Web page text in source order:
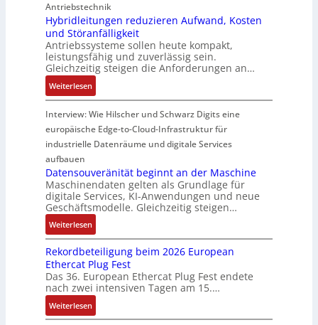
u
n
g
f
ü
r
r
a
u
e
U
m
g
e
b
u
n
g
e
n
n
d
i
e
P
r
o
d
u
k
t
i
o
n
s
a
n
a
l
y
s
e
n
g
f
ü
r
C
r
i
m
p
w
e
r
k
z
e
u
g
e
r
W
e
g
s
e
n
s
o
r
ü
b
e
r
w
a
c
h
t
t
h
e
r
m
f
f
e
r
m
o
d
u
l
e
m
i
t
2
0
u
n
d
4
0
A
Antriebstechnik
Hybridleitungen reduzieren Aufwand, Kosten
und Störanfälligkeit
Antriebssysteme sollen heute kompakt,
leistungsfähig und zuverlässig sein.
Gleichzeitig steigen die Anforderungen an…
Weiterlesen:
H
y
r
l
e
i
u
n
g
e
n
e
Interview: Wie Hilscher und Schwarz Digits eine
europäische Edge-to-Cloud-Infrastruktur für
industrielle Datenräume und digitale Services
aufbauen
Datensouveränität beginnt an der Maschine
Maschinendaten gelten als Grundlage für
digitale Services, KI-Anwendungen und neue
Geschäftsmodelle. Gleichzeitig steigen…
Weiterlesen:
D
a
t
e
n
s
o
Rekordbeteiligung beim 2026 European
Ethercat Plug Fest
Das 36. European Ethercat Plug Fest endete
nach zwei intensiven Tagen am 15.…
Weiterlesen:
R